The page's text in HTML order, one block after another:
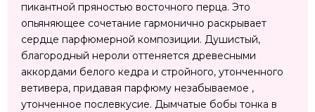
пикантной пряностью восточного перца. Это
опьяняющее сочетание гармонично раскрывает
сердце парфюмерной композиции. Душистый,
благородный нероли оттеняется древесными
аккордами белого кедра и стройного, утонченного
ветивера, придавая парфюму незабываемое ,
утонченное послевкусие. Дымчатые бобы тонка в